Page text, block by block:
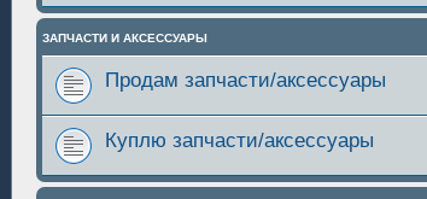
ЗАПЧАСТИ И АКСЕССУАРЫ
Продам запчасти/аксессуары
Куплю запчасти/аксессуары